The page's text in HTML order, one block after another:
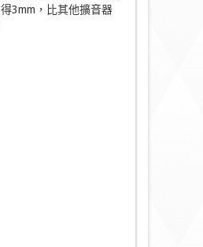
3mm，比其他擴音器